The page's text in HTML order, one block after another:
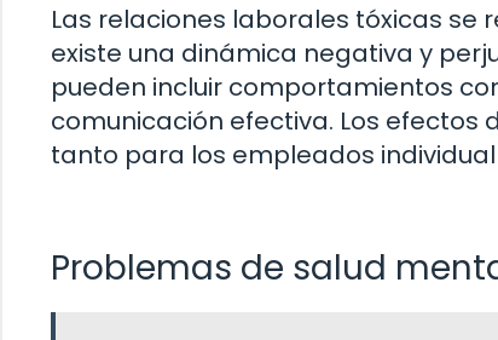
Las relaciones laborales tóxicas
existe una dinámica negativa y
pueden incluir comportamientos
comunicación efectiva. Los efectos
tanto para los empleados
Problemas de salud